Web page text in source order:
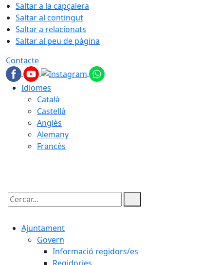
Saltar a la capçalera
Saltar al contingut
Saltar a relacionats
Saltar al peu de pàgina
Contacte
Idiomes
Català
Castellà
Anglès
Alemany
Francès
Cercar:
Ajuntament
Govern
Informació regidors/es